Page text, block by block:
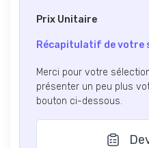
Prix Unitaire
Récapitulatif de votre
Merci pour votre
présenter un peu plus
bouton ci-dessous.